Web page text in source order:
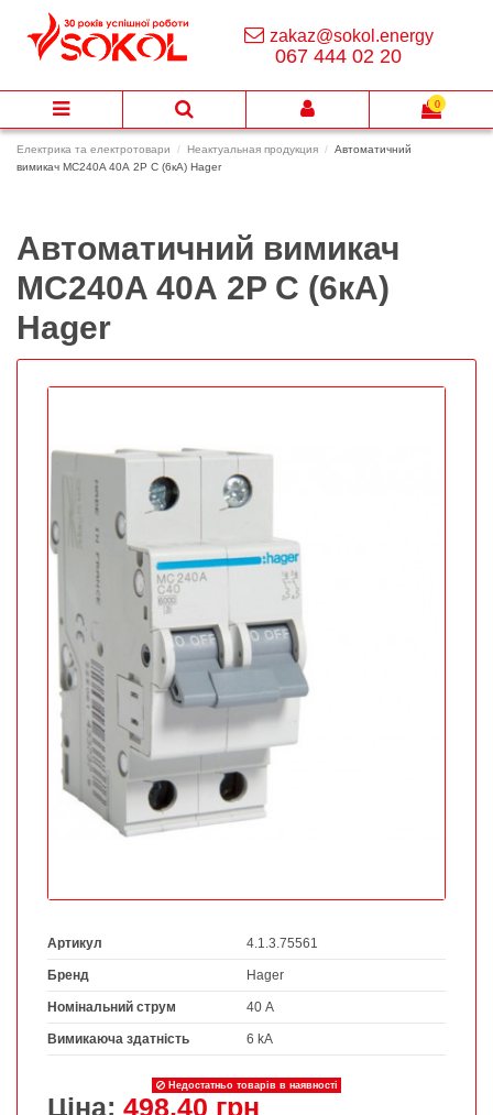
Електрика та електротовари Неактуальная продукция
Автоматичний
вимикач MC240A 40А 2P С (6кА) Hager
Автоматичний вимикач
MC240A 40А 2P С (6кА)
Hager
Артикул 4.1.3.75561
Бренд Hager
Номінальний струм 40 А
Вимикаюча здатність 6 kA
Недостатньо товарів в наявності
Ціна: 498,40 грн
zakaz@sokol.energy
067 444 02 20
0